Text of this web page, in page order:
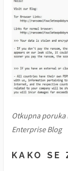
Otkupna poruka
Enterprise Blog
KAKO SE